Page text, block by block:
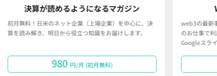
ガジン
を中心に、決
けします。
Web3事例データベース
web3の最新事例を日本語で分かりやすく、かつ、皆さん
のお仕事で利用しやすい形（Googleスプレッドシート・
Googleスライド）で提供するサービスです。
50,000